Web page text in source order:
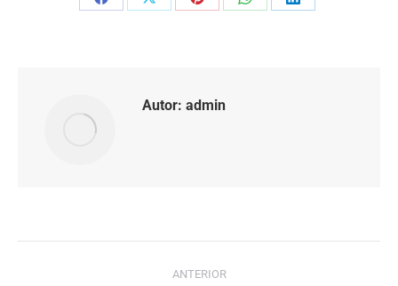
Share
Share
Share
Share
Share
Autor: admin
Navegación
ANTERIOR